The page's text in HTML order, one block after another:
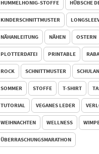
HUMMELHONIG-STOFFE HÜBSCHE
KINDERSCHNITTMUSTER
NÄHANLEITUNG NÄHEN OSTERN
PLOTTERDATEI PRINTABLE
ROCK SCHNITTMUSTER
SOMMER STOFFE T-SHIRT
TUTORIAL VEGANES LEDER
WEIHNACHTEN WELLNESS
ÜBERRASCHUNGSMARATHON